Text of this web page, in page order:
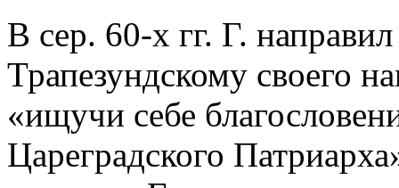
В сер. 60-х гг. Г.
Трапезундскому своего
«ищучи себе
Цареградского